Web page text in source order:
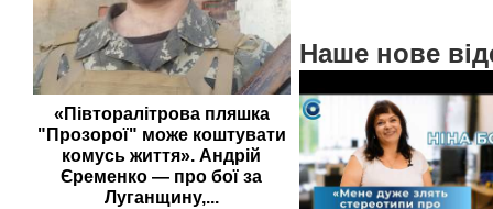
«Півторалітрова пляшка
"Прозорої" може коштувати
комусь життя». Андрій
Єременко — про бої за
Луганщину,...
Наше нове